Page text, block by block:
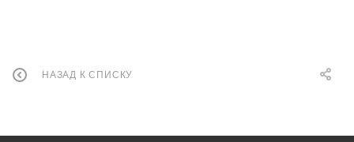
НАЗАД К СПИСКУ